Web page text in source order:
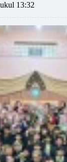
13:32